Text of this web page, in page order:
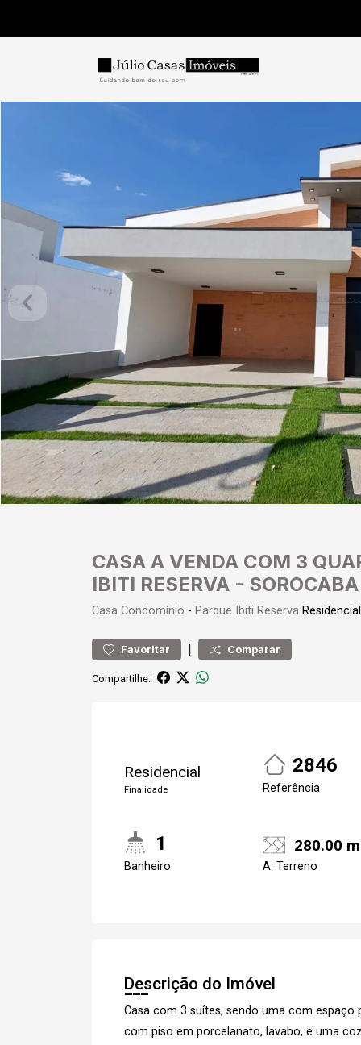
CASA A VENDA COM 3
IBITI RESERVA - SOROCABA
Casa Condomínio - Parque Ibiti Reserva
Favoritar | Comparar
Compartilhe:
Residencial
Finalidade
2846
Referência
1
Banheiro
280.00
A. Terreno
Descrição do Imóvel
Casa com 3 suítes, sendo uma com espaço
com piso em porcelanato, lavabo, e uma